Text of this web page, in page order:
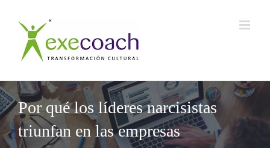
contenido
Por qué los líderes narcisistas
triunfan en las empresas